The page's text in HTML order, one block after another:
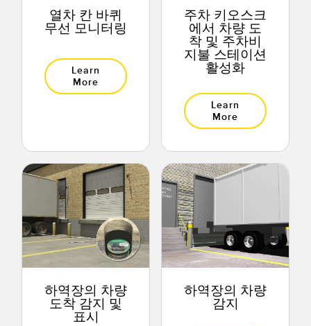
열차 칸 바퀴
무선 모니터링
Learn
More
주차 키오스크
에서 차량 도
착 및 주차비
지불 스테이션
활성화
Learn
More
하역장의 차량
도착 감지 및
표시
하역장의 차량
감지